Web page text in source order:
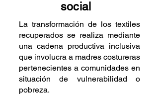
social
La transformación de los textiles
recuperados se realiza mediante
una cadena productiva inclusiva
que involucra a madres costureras
pertenecientes a comunidades en
situación de vulnerabilidad o
pobreza.